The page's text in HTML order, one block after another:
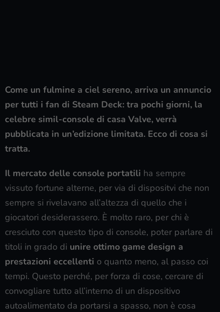
Come un fulmine a ciel sereno, arriva un annuncio
per tutti i fan di Steam Deck: tra pochi giorni, la
celebre simil-console di casa Valve, verrà
pubblicata in un’edizione limitata. Ecco di cosa si
tratta.
Il mercato delle console portatili ha sempre
vissuto fortune alterne, per via di dispositvi che non
sempre si rivelavano all’altezza di quello che i
giocatori desiderassero. È molto raro, per chi è
cresciuto con questo tipo di console, poter parlare di
titoli in grado di unire ottimo game design a
prestazioni eccellenti o quanto meno, al passo coi
tempi. Questo perché, per forza di cose, cercare di
convogliare tutto all’interno di un dispositivo
autoalimentato da portarsi a spasso, non è cosa